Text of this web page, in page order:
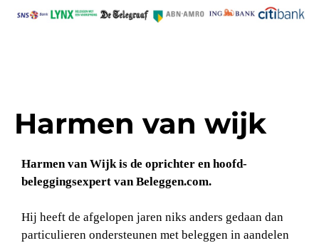
Harmen van wijk
Harmen van Wijk is de oprichter en hoofd-
beleggingsexpert van Beleggen.com.
Hij heeft de afgelopen jaren niks anders gedaan dan
particulieren ondersteunen met beleggen in aandelen